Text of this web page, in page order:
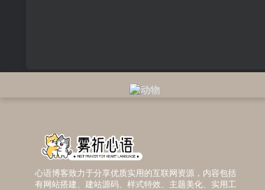
心语博客致力于分享优质实用的互联网资源，内容包括
有网站搭建、建站源码、样式特效、主题美化、实用工